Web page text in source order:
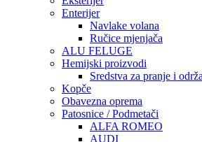
Enterijer
Navlake volana
Ručice mjenjača
ALU FELUGE
Hemijski proizvodi
Sredstva za pranje i
Kopče
Obavezna oprema
Patosnice / Podmetači
ALFA ROMEO
AUDI